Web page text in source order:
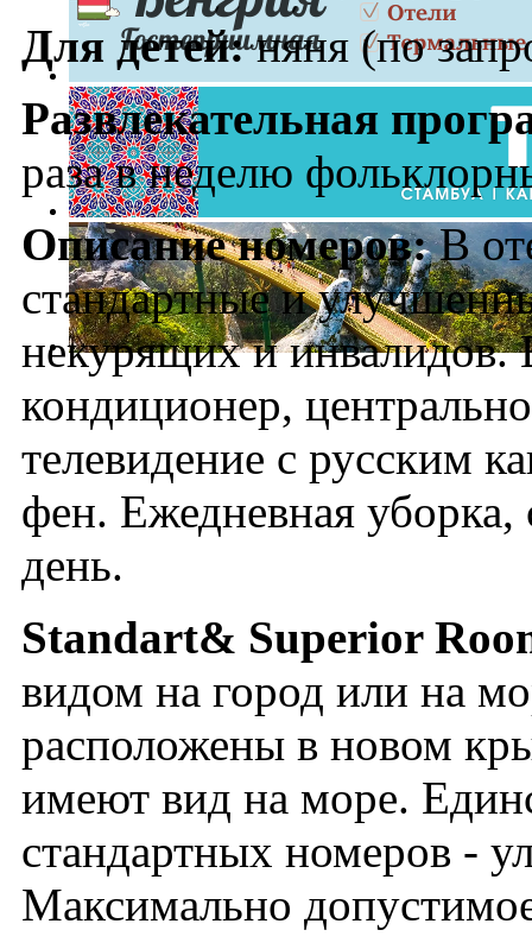
Для детей:няня (по
Развлекательная
раза в неделю
Описание номеров:В
стандартные и
некурящих и инвалидов.
кондиционер,
телевидение с русским
фен. Ежедневная уборка,
день.
Standart& Superior
видом на город или на
расположены в новом
имеют вид на море.
стандартных номеров -
Максимально